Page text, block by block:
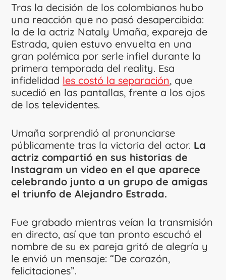
Tras la decisión de los colombianos hubo
una reacción que no pasó desapercibida:
la de la actriz Nataly Umaña, expareja de
Estrada, quien estuvo envuelta en una
gran polémica por serle infiel durante la
primera temporada del reality. Esa
infidelidad les costó la separación, que
sucedió en las pantallas, frente a los ojos
de los televidentes.
Umaña sorprendió al pronunciarse
públicamente tras la victoria del actor. La
actriz compartió en sus historias de
Instagram un video en el que aparece
celebrando junto a un grupo de amigas
el triunfo de Alejandro Estrada.
Fue grabado mientras veían la transmisión
en directo, así que tan pronto escuchó el
nombre de su ex pareja gritó de alegría y
le envió un mensaje: “De corazón,
felicitaciones”.